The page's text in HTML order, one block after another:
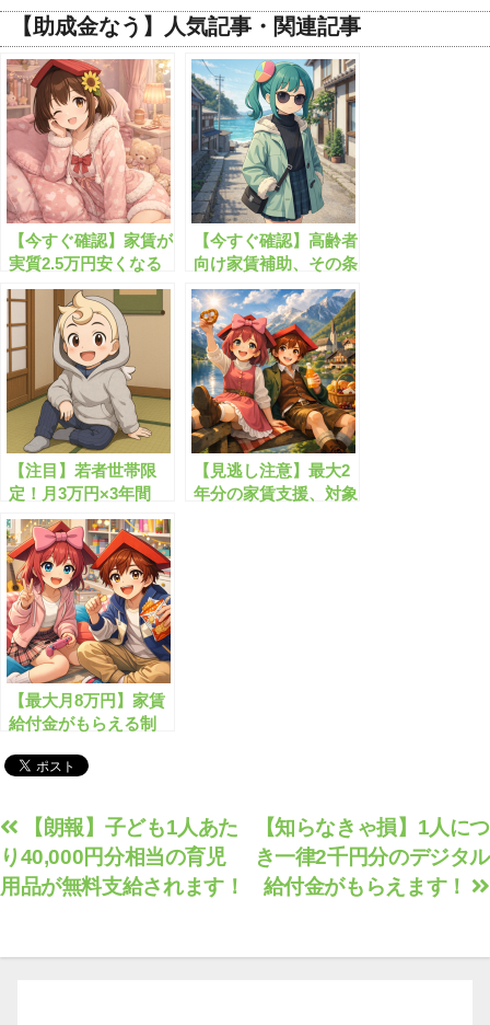
【助成金なう】人気記事・関連記事
【今すぐ確認】家賃が
実質2.5万円安くなる
制度とは
【今すぐ確認】高齢者
向け家賃補助、その条
件と対象者
【注目】若者世帯限
定！月3万円×3年間
の”家賃給付金”がも
らえます！
【見逃し注意】最大2
年分の家賃支援、対象
【最大月8万円】家賃
給付金がもらえる制
投
稿
ナ
ゲ
【知らなきゃ損】1人につ
き一律2千円分のデジタル
給付金がもらえます！
【朗報】子ども1人あた
り40,000円分相当の育児
用品が無料支給されます！